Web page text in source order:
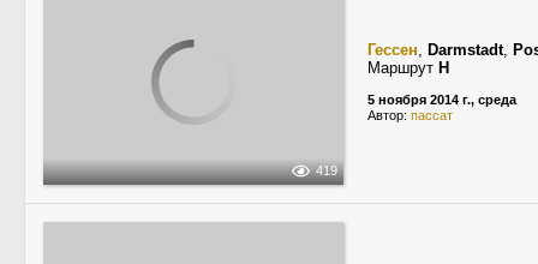
419
Гессен, Darmstadt,
Маршрут H
5 ноября 2014 г., среда
Автор: пассат